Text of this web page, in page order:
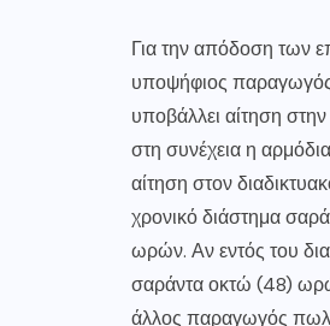
Για την απόδοση των
υποψήφιος
υποβάλλει αίτηση
στη συνέχεια η
αίτηση στον
χρονικό διάστημα
ωρών. Αν εντός του
σαράντα οκτώ (48)
άλλος παραγωγός